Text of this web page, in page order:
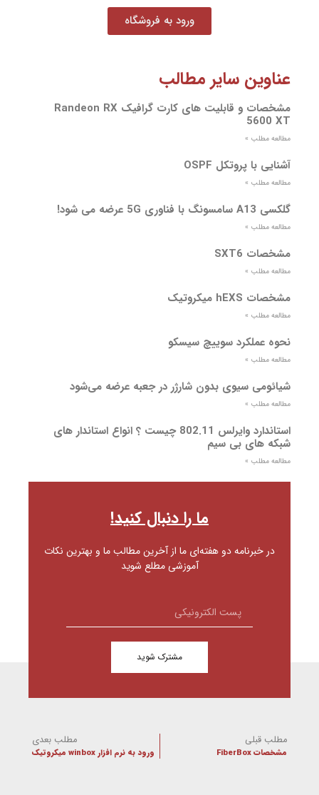
ورود به فروشگاه
عناوین سایر مطالب
مشخصات و قابلیت های کارت گرافیک Randeon RX
5600 XT
مطالعه مطلب »
آشنایی با پروتکل OSPF
مطالعه مطلب »
گلکسی A13 سامسونگ با فناوری 5G عرضه می شود!
مطالعه مطلب »
مشخصات SXT6
مطالعه مطلب »
مشخصات hEXS میکروتیک
مطالعه مطلب »
نحوه عملکرد سوییچ سیسکو
مطالعه مطلب »
شیائومی سیوی بدون شارژر در جعبه عرضه می‌شود
مطالعه مطلب »
استاندارد وایرلس 802.11 چیست ؟ انواع استاندار های
شبکه های بی سیم
مطالعه مطلب »
ما را دنبال کنید!
در خبرنامه دو هفته‌ای ما از آخرین مطالب ما و بهترین نکات
آموزشی مطلع شوید
مشترک شوید
مطلب قبلی
مشخصات FiberBox
مطلب بعدی
ورود به نرم افزار winbox میکروتیک